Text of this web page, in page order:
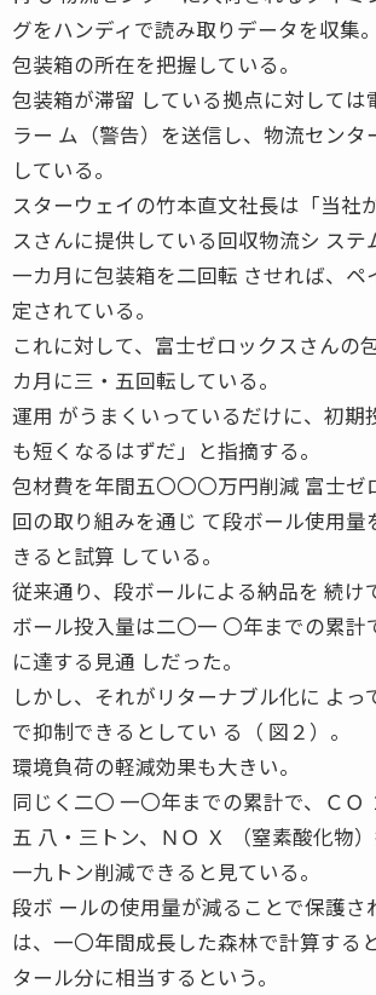
グをハンディで読み取りデータを収集。
包装箱の所在を把握している。
包装箱が滞留 している拠点に対しては
ラー ム（警告）を送信し、物流センタ
している。
スターウェイの竹本直文社長は「当社
スさんに提供している回収物流シ ステ
一カ月に包装箱を二回転 させれば、ペ
定されている。
これに対して、富士ゼロックスさんの
カ月に三・五回転している。
運用 がうまくいっているだけに、初期
も短くなるはずだ」と指摘する。
包材費を年間五〇〇〇万円削減 富士ゼ
回の取り組みを通じ て段ボール使用量
きると試算 している。
従来通り、段ボールによる納品を 続け
ボール投入量は二〇一 〇年までの累計
に達する見通 しだった。
しかし、それがリターナブル化に よっ
で抑制できるとしてい る（ 図２）。
環境負荷の軽減効果も大きい。
同じく二〇 一〇年までの累計で、ＣＯ
五 八・三トン、ＮＯ Ｘ （窒素酸化物
一九トン削減できると見ている。
段ボ ールの使用量が減ることで保護さ
は、一〇年間成長した森林で計算する
タール分に相当するという。